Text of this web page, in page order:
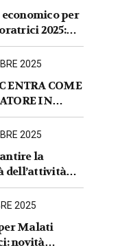
e per le
per
2025:
INPS e
2025
ENTRA COME
IN
E AVVIA
DEL
2025
la
dell’attività
: iscrizione
il
2025
Malati
novità